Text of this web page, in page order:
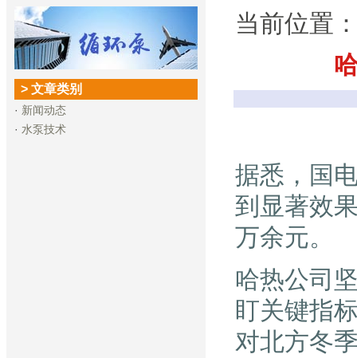
> 文章类别
· 新闻动态
· 水泵技术
当前位置
据悉，国
到显著效
万余元。
哈热公司
盯关键指
对北方冬